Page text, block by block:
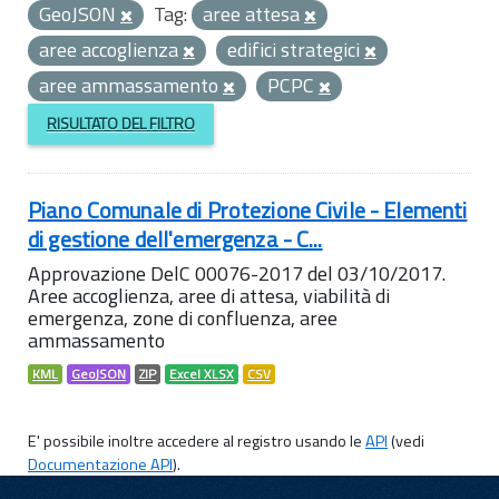
GeoJSON
Tag: aree attesa
aree accoglienza
edifici strategici
aree ammassamento
PCPC
RISULTATO DEL FILTRO
Piano Comunale di Protezione Civile - Elementi
di gestione dell'emergenza - C...
Approvazione DelC 00076-2017 del 03/10/2017.
Aree accoglienza, aree di attesa, viabilità di
emergenza, zone di confluenza, aree
ammassamento
KML GeoJSON ZIP Excel XLSX CSV
E' possibile inoltre accedere al registro usando leAPI(vedi
Documentazione API).